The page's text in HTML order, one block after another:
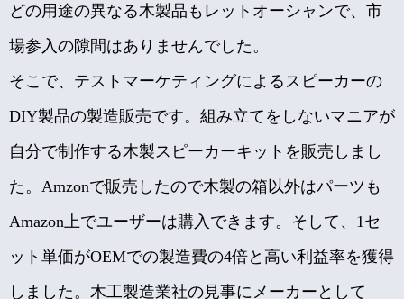
どの用途の異なる木製品もレットオーシャンで、市
場参入の隙間はありませんでした。
そこで、テストマーケティングによるスピーカーの
DIY製品の製造販売です。組み立てをしないマニアが
自分で制作する木製スピーカーキットを販売しまし
た。Amzonで販売したので木製の箱以外はパーツも
Amazon上でユーザーは購入できます。そして、1セ
ット単価がOEMでの製造費の4倍と高い利益率を獲得
しました。木工製造業社の見事にメーカーとして